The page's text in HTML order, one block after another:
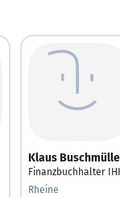
Klaus
Finanzbuchhalter
Rheine